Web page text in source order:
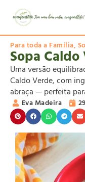
Para toda a Família,
Sopa
Uma versão
Caldo Verde, com
abraça — perfeita
Eva Madeira